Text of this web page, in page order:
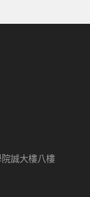
誠大樓八樓